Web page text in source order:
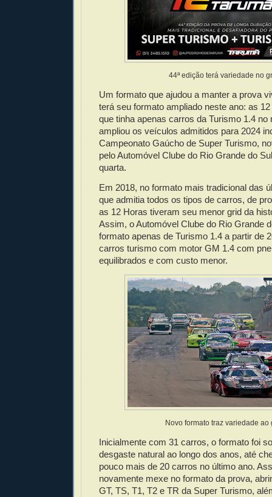
44ª edição terá variedade no
Um formato que ajudou a manter a prova
terá seu formato ampliado neste ano: as
que tinha apenas carros da Turismo 1.4 no
ampliou os veículos admitidos para 2024
Campeonato Gaúcho de Super Turismo,
pelo Automóvel Clube do Rio Grande do
quarta.
Em 2018, no formato mais tradicional das
que admitia todos os tipos de carros, de
as 12 Horas tiveram seu menor grid da
Assim, o Automóvel Clube do Rio Grande
formato apenas de Turismo 1.4 a partir de
carros turismo com motor GM 1.4 com
equilibrados e com custo menor.
Novo formato traz variedade ao
Inicialmente com 31 carros, o formato foi
desgaste natural ao longo dos anos, até
pouco mais de 20 carros no último ano.
novamente mexe no formato da prova,
GT, TS, T1, T2 e TR da Super Turismo,